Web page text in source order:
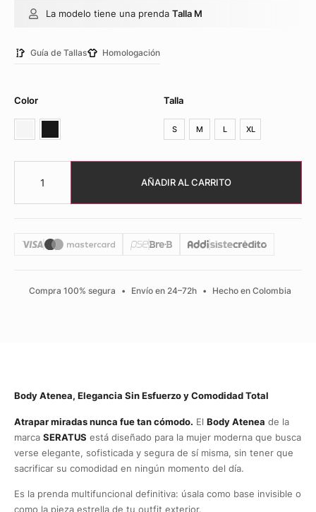
La modelo tiene una prenda Talla M
Guía de Tallas Homologación
Color Talla
S M L XL
AÑADIR AL CARRITO
Compra 100% segura • Envío en 24–72h • Hecho en Colombia
Body Atenea, Elegancia Sin Esfuerzo y Comodidad Total
Atrapar miradas nunca fue tan cómodo. El Body Atenea de la
marca SERATUS está diseñado para la mujer moderna que busca
verse elegante, sofisticada y segura de sí misma, sin tener que
sacrificar su comodidad en ningún momento del día.
Es la prenda multifuncional definitiva: úsala como base invisible o
como la pieza estrella de tu outfit exterior.